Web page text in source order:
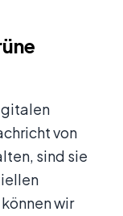
von
sind sie
wir